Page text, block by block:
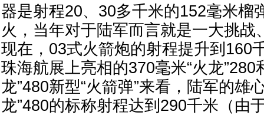
器是射程20、30多千米的152毫米榴
火，当年对于陆军而言就是一大挑战
现在，03式火箭炮的射程提升到160
珠海航展上亮相的370毫米“火龙”280
龙”480新型“火箭弹”来看，陆军的雄
龙”480的标称射程达到290千米（由